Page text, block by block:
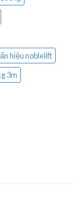
hiệu noblelift
3m